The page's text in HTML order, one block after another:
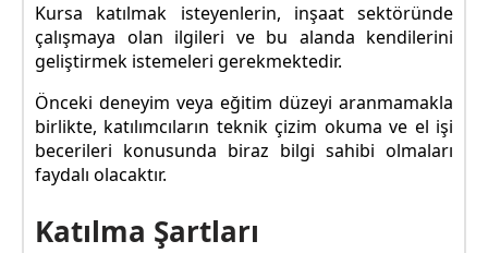
Kursa katılmak isteyenlerin, inşaat sektöründe
çalışmaya olan ilgileri ve bu alanda kendilerini
geliştirmek istemeleri gerekmektedir.
Önceki deneyim veya eğitim düzeyi aranmamakla
birlikte, katılımcıların teknik çizim okuma ve el işi
becerileri konusunda biraz bilgi sahibi olmaları
faydalı olacaktır.
Katılma Şartları